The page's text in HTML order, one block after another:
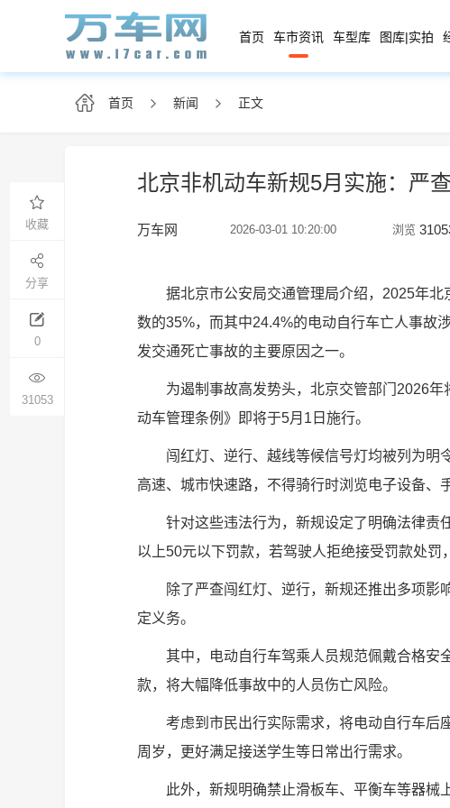
首页 车市资讯 车型库 图库|实拍
首页 新闻 正文
北京非机动车新规5月实施：严
万车网 2026-03-01 10:20:00 浏览
收藏
分享
0
31053
据北京市公安局交通管理局介绍，2025年
数的35%，而其中24.4%的电动自行车亡人事故
发交通死亡事故的主要原因之一。
为遏制事故高发势头，北京交管部门2026
动车管理条例》即将于5月1日施行。
闯红灯、逆行、越线等候信号灯均被列为明
高速、城市快速路，不得骑行时浏览电子设备、
针对这些违法行为，新规设定了明确法律责
以上50元以下罚款，若驾驶人拒绝接受罚款处罚
除了严查闯红灯、逆行，新规还推出多项影
定义务。
其中，电动自行车驾乘人员规范佩戴合格安
款，将大幅降低事故中的人员伤亡风险。
考虑到市民出行实际需求，将电动自行车后
周岁，更好满足接送学生等日常出行需求。
此外，新规明确禁止滑板车、平衡车等器械